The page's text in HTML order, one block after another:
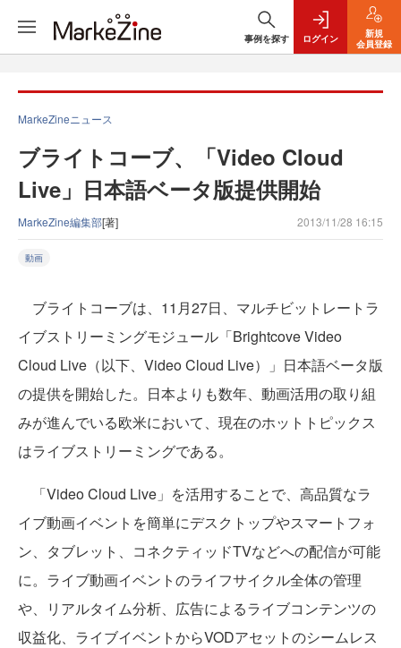
事例を探す ログイン
新規
会員登録
MarkeZineニュース
ブライトコーブ、「Video Cloud
Live」日本語ベータ版提供開始
MarkeZine編集部[著] 2013/11/28 16:15
動画
ブライトコーブは、11月27日、マルチビットレートラ
イブストリーミングモジュール「Brightcove Video
Cloud Live（以下、Video Cloud Live）」日本語ベータ版
の提供を開始した。日本よりも数年、動画活用の取り組
みが進んでいる欧米において、現在のホットトピックス
はライブストリーミングである。
「Video Cloud Live」を活用することで、高品質なラ
イブ動画イベントを簡単にデスクトップやスマートフォ
ン、タブレット、コネクティッドTVなどへの配信が可能
に。ライブ動画イベントのライフサイクル全体の管理
や、リアルタイム分析、広告によるライブコンテンツの
収益化、ライブイベントからVODアセットのシームレス